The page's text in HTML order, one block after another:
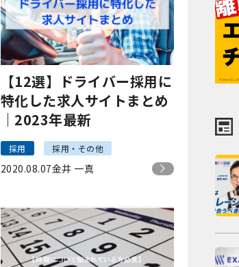
【12選】ドライバー採用に
特化した求人サイトまとめ
｜2023年最新
採用 採用・その他
2020.08.07金井 一真